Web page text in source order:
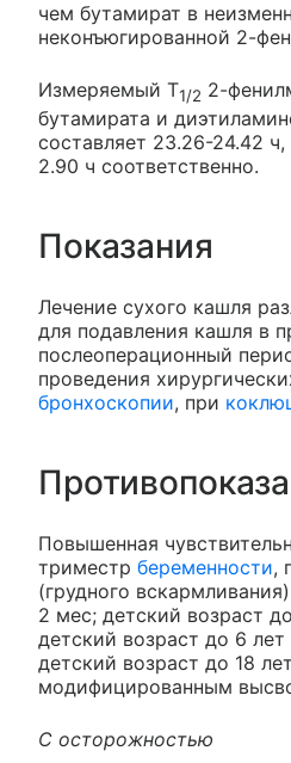
чем бутамират в
неконъюгированной 2-
Измеряемый Т1/2 2-
бутамирата и
составляет 23.26-24.42
2.90 ч соответственно.
Показания
Лечение сухого кашля
для подавления кашля в
послеоперационный
проведения
бронхоскопии, при
Повышенная
триместр беременности,
(грудного
2 мес; детский возраст
детский возраст до 6
детский возраст до 18
модифицированным
С осторожностью